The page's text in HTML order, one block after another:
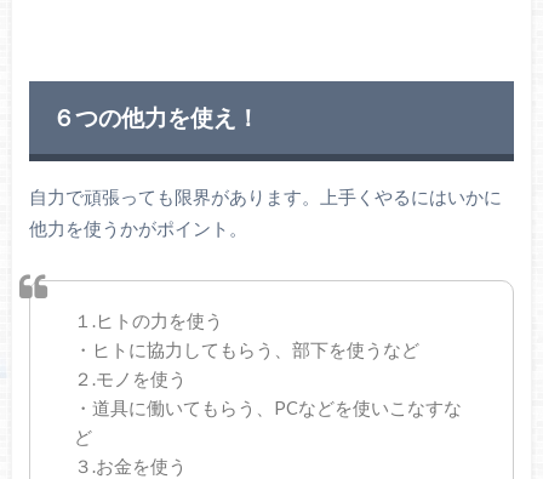
６つの他力を使え！
自力で頑張っても限界があります。上手くやるにはいかに
他力を使うかがポイント。
１.ヒトの力を使う
・ヒトに協力してもらう、部下を使うなど
２.モノを使う
・道具に働いてもらう、PCなどを使いこなすな
ど
３.お金を使う